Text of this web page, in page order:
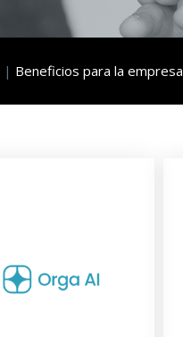
| Beneficios para la empresa